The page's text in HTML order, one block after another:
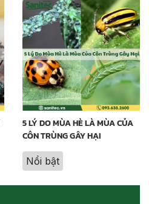
5 LÝ DO MÙA HÈ LÀ MÙA CỦA
CÔN TRÙNG GÂY HẠI
Nổi bật